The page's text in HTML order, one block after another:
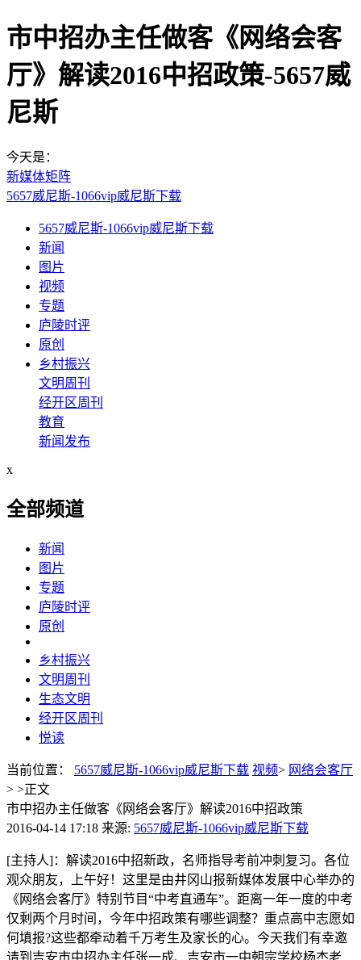
市中招办主任做客《网络会客
厅》解读2016中招政策-5657威
尼斯
今天是：
新媒体矩阵
5657威尼斯-1066vip威尼斯下载
5657威尼斯-1066vip威尼斯下载
新闻
图片
视频
专题
庐陵时评
原创
乡村振兴
文明周刊
经开区周刊
教育
新闻发布
x
全部频道
新闻
图片
专题
庐陵时评
原创
乡村振兴
文明周刊
生态文明
经开区周刊
悦读
当前位置： 5657威尼斯-1066vip威尼斯下载 视频> 网络会客厅
> >正文
市中招办主任做客《网络会客厅》解读2016中招政策
2016-04-14 17:18 来源: 5657威尼斯-1066vip威尼斯下载
[主持人]：解读2016中招新政，名师指导考前冲刺复习。各位
观众朋友，上午好！这里是由井冈山报新媒体发展中心举办的
《网络会客厅》特别节目“中考直通车”。距离一年一度的中考
仅剩两个月时间，今年中招政策有哪些调整？重点高中志愿如
何填报?这些都牵动着千万考生及家长的心。今天我们有幸邀
请到吉安市中招办主任张一成、吉安市一中朝宗学校杨杰老